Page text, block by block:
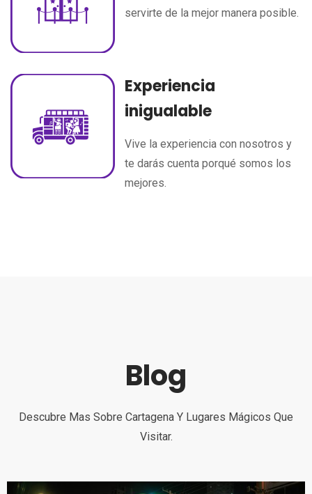
servirte de la mejor manera posible.
Experiencia
inigualable
Vive la experiencia con nosotros y
te darás cuenta porqué somos los
mejores.
Blog
Descubre Mas Sobre Cartagena Y Lugares Mágicos Que
Visitar.